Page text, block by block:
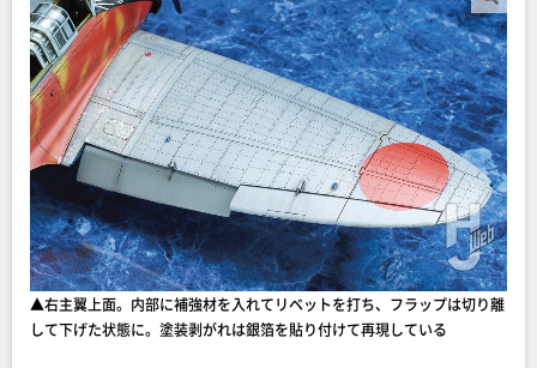
▲右主翼上面。内部に補強材を入れてリベットを打ち、フラップは切り離
して下げた状態に。塗装剥がれは銀箔を貼り付けて再現している